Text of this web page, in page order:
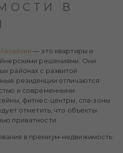
В
— это квартиры и
решениями. Они
районах с развитой
резиденции отличаются
и современными
фитнес-центры, спа-зоны
отметить, что объекты
приватности.
в премиум-недвижимость